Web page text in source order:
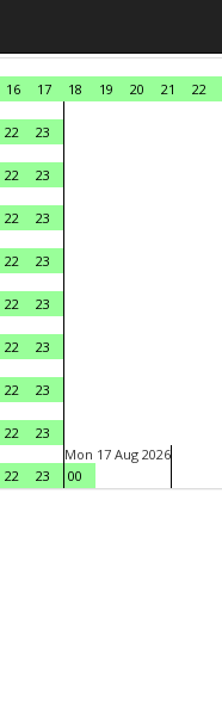
16 17 18 19 20 21 22
22
23
22
23
22
23
22
23
22
23
22
23
22
23
22
23
22 23
Mon 17 Aug 2026
00